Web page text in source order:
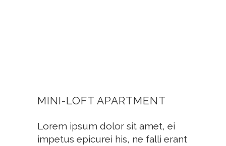
MINI-LOFT APARTMENT
Lorem ipsum dolor sit amet, ei
impetus epicurei his, ne falli erant